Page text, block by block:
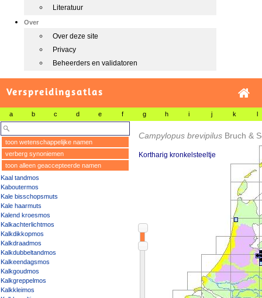
Literatuur
Over
Over deze site
Privacy
Beheerders en validatoren
Verspreidingsatlas
a b c d e f g h i j k l
toon wetenschappelijke namen
verberg synoniemen
toon alleen geaccepteerde namen
Kaal tandmos
Kaboutermos
Kale bisschopsmuts
Kale haarmuts
Kalend kroesmos
Kalkachterlichtmos
Kalkdikkopmos
Kalkdraadmos
Kalkdubbeltandmos
Kalkeendagsmos
Kalkgoudmos
Kalkgreppelmos
Kalkkleimos
Campylopus brevipilus Bruch &
Kortharig kronkelsteeltje